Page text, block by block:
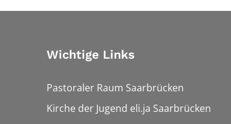
Wichtige Links
Pastoraler Raum Saarbrücken
Kirche der Jugend eli.ja Saarbrücken